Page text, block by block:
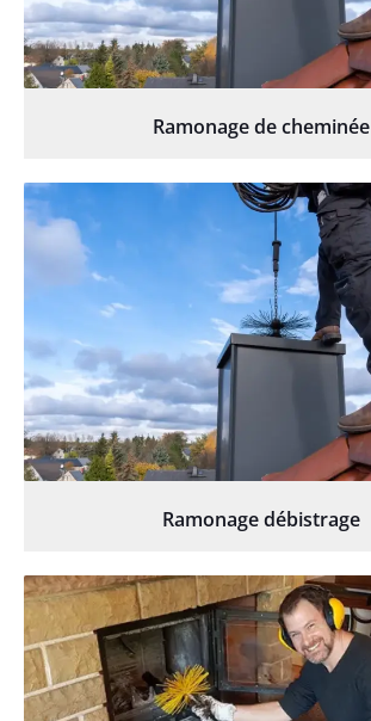
Ramonage de cheminée
Ramonage débistrage